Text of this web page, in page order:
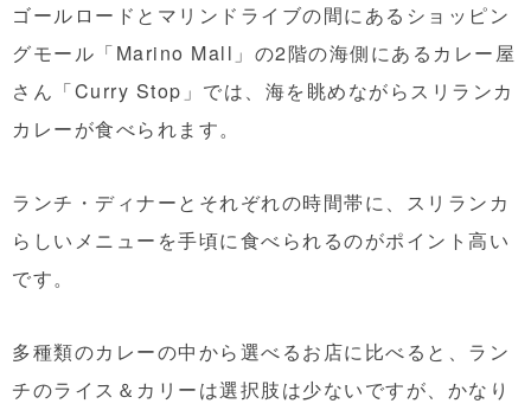
ゴールロードとマリンドライブの間にあるショッピン
グモール「Marino Mall」の2階の海側にあるカレー屋
さん「Curry Stop」では、海を眺めながらスリランカ
カレーが食べられます。
ランチ・ディナーとそれぞれの時間帯に、スリランカ
らしいメニューを手頃に食べられるのがポイント高い
です。
多種類のカレーの中から選べるお店に比べると、ラン
チのライス＆カリーは選択肢は少ないですが、かなり